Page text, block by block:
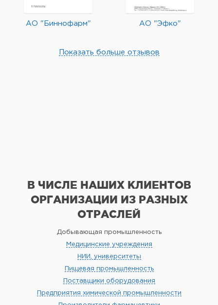
АО "Биннофарм" АО "Эфко"
Показать больше отзывов
В ЧИСЛЕ НАШИХ КЛИЕНТОВ
ОРГАНИЗАЦИИ ИЗ РАЗНЫХ
ОТРАСЛЕЙ
Добывающая промышленность
Медицинские учреждения
НИИ, университеты
Пищевая промышленность
Поставщики оборудования
Предприятия химической промышленности